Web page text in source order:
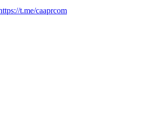
t.me/caaprcom